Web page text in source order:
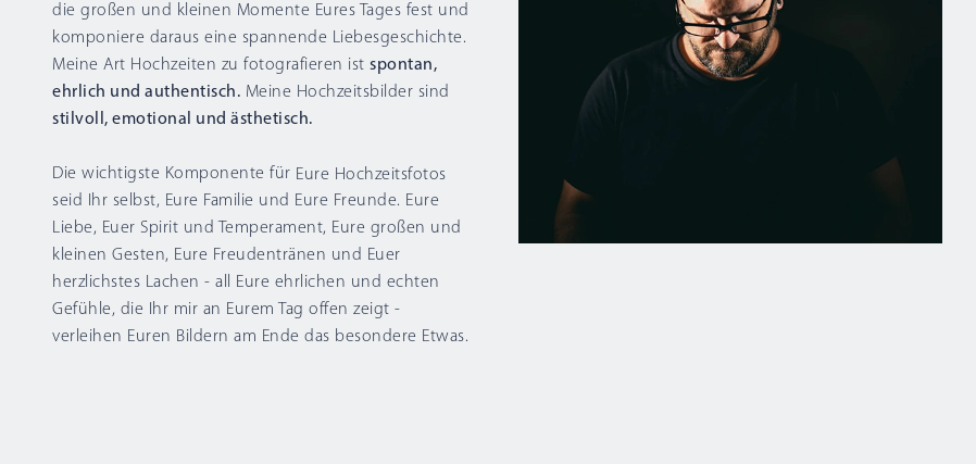
die großen und kleinen Momente Eures Tages fest und
komponiere daraus eine spannende Liebesgeschichte.
Meine Art Hochzeiten zu fotografieren ist spontan,
ehrlich und authentisch. Meine Hochzeitsbilder sind
stilvoll, emotional und ästhetisch.
Die wichtigste Komponente für Eure Hochzeits­fotos
seid Ihr selbst, Eure Familie und Eure Freunde. Eure
Liebe, Euer Spirit und Temperament, Eure großen und
kleinen Gesten, Eure Freudentränen und Euer
herzlichstes Lachen - all Eure ehrlichen und echten
Gefühle, die Ihr mir an Eurem Tag offen zeigt -
verleihen Euren Bildern am Ende das besondere Etwas.